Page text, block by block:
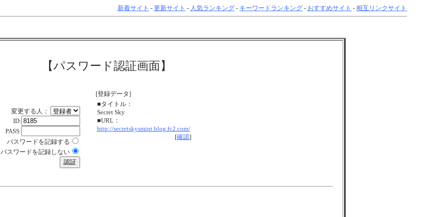
新着サイト -更新サイト - 人気ランキング - キーワードランキング - おすすめサイト -相互リンクサイト
【パスワード認証画面】
変更する人：
ID:
PASS:
パスワードを記録する
パスワードを記録しない
[登録データ]
■タイトル：
Secret Sky
■URL：
http://secretskysmint.blog.fc2.com/
[確認]